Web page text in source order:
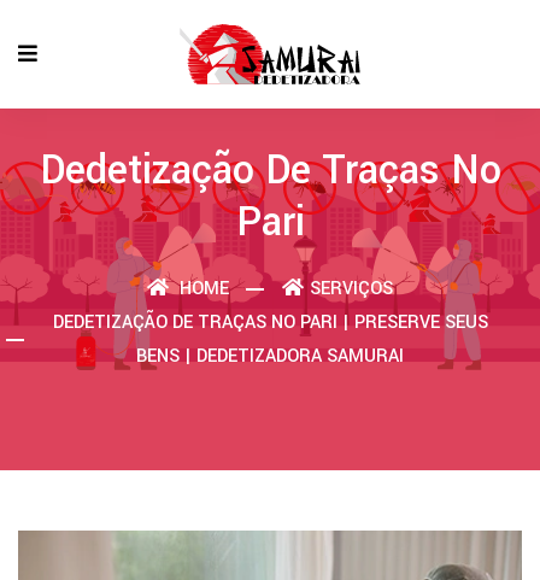
Dedetização De Traças No
Pari
HOME
SERVIÇOS
DEDETIZAÇÃO DE TRAÇAS NO PARI | PRESERVE SEUS
BENS | DEDETIZADORA SAMURAI